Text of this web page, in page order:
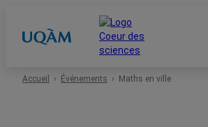
Accueil
Accueil Événements Maths en ville